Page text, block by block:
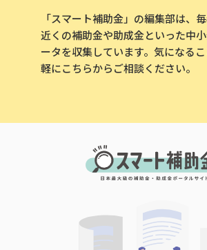
この補助金の情報をPDFダウン
「スマート補助金」の編集部は、
近くの補助金や助成金といった中
ータを収集しています。気になる
軽にこちらからご相談ください。